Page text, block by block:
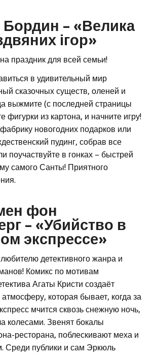
Бордин – «Велика
ігор»
праздник для всей семьи!
в удивительный мир
сказочных существ, оленей и
выжмите (с последней страницы
фигурки из картона, и начните игру!
новогодних подарков или
пудинг, собрав все
поучаствуйте в гонках – быстрей
самого Санты! Приятного
фон
– «Убийство в
экспрессе»
детективного жанра и
Комикс по мотивам
Агаты Кристи создаёт
которая бывает, когда за
мчится сквозь снежную ночь,
колесами. Звенят бокалы
ресторана, поблескивают меха и
Среди публики и сам Эркюль